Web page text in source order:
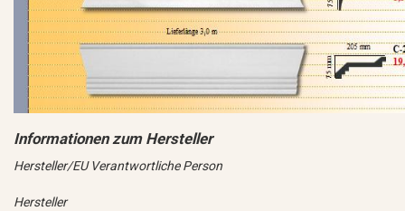
Hersteller/EU Verantwortliche Person
Hersteller